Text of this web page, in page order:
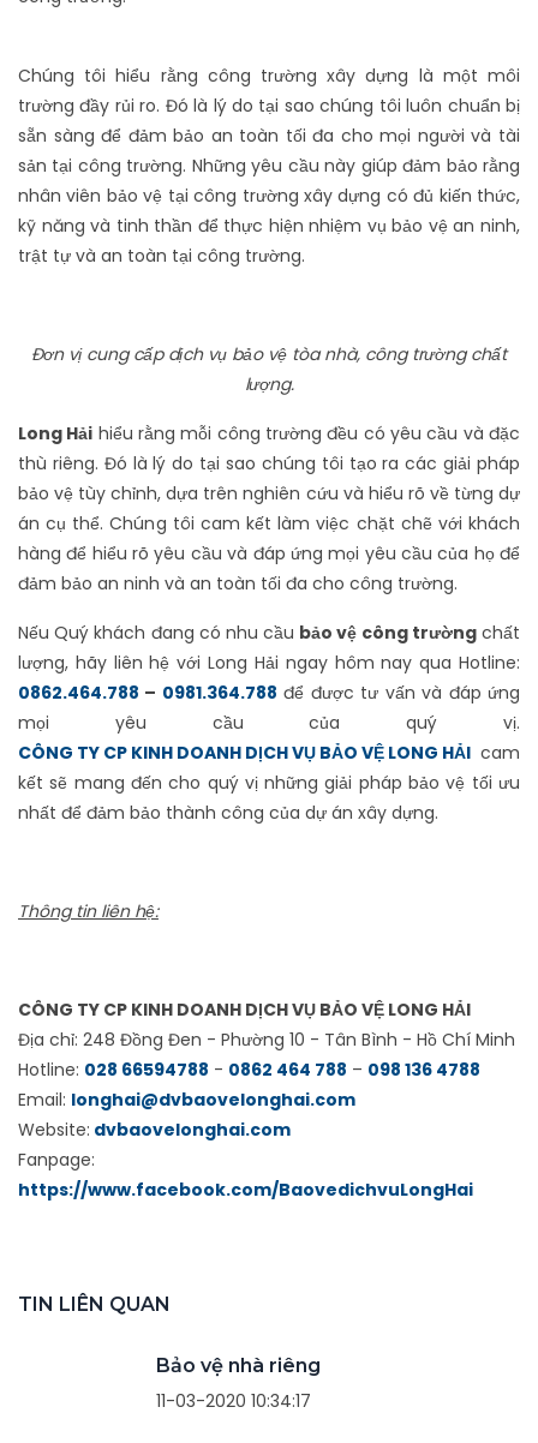
Chúng tôi hiểu rằng công trường xây dựng là một môi
trường đầy rủi ro. Đó là lý do tại sao chúng tôi luôn chuẩn bị
sẵn sàng để đảm bảo an toàn tối đa cho mọi người và tài
sản tại công trường. Những yêu cầu này giúp đảm bảo rằng
nhân viên bảo vệ tại công trường xây dựng có đủ kiến thức,
kỹ năng và tinh thần để thực hiện nhiệm vụ bảo vệ an ninh,
trật tự và an toàn tại công trường.
Đơn vị cung cấp dịch vụ bảo vệ tòa nhà, công trường chất
lượng.
Long Hải hiểu rằng mỗi công trường đều có yêu cầu và đặc
thù riêng. Đó là lý do tại sao chúng tôi tạo ra các giải pháp
bảo vệ tùy chỉnh, dựa trên nghiên cứu và hiểu rõ về từng dự
án cụ thể. Chúng tôi cam kết làm việc chặt chẽ với khách
hàng để hiểu rõ yêu cầu và đáp ứng mọi yêu cầu của họ để
đảm bảo an ninh và an toàn tối đa cho công trường.
Nếu Quý khách đang có nhu cầu bảo vệ công trườngchất
lượng, hãy liên hệ với Long Hải ngay hôm nay qua Hotline:
0862.464.788 – 0981.364.788 để được tư vấn và đáp ứng
mọi yêu cầu của quý vị.
CÔNG TY CP KINH DOANH DỊCH VỤ BẢO VỆ LONG HẢI cam
kết sẽ mang đến cho quý vị những giải pháp bảo vệ tối ưu
nhất để đảm bảo thành công của dự án xây dựng.
Thông tin liên hệ:
CÔNG TY CP KINH DOANH DỊCH VỤ BẢO VỆ LONG HẢI
Địa chỉ: 248 Đồng Đen - Phường 10 - Tân Bình - Hồ Chí Minh
Hotline: 028 66594788 - 0862 464 788 – 098 136 4788
Email: longhai@dvbaovelonghai.com
Website: dvbaovelonghai.com
Fanpage:
https://www.facebook.com/BaovedichvuLongHai
TIN LIÊN QUAN
Bảo vệ nhà riêng
11-03-2020 10:34:17